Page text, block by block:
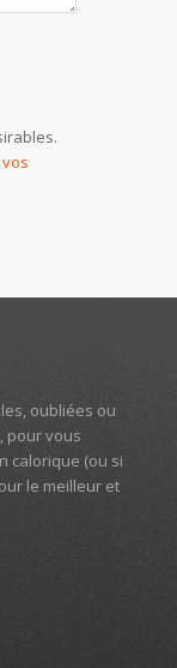
oubliées ou
pour vous
calorique (ou si
le meilleur et